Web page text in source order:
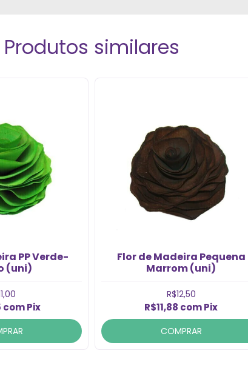
Produtos similares
PP Verde-
(uni)
com Pix
Flor de Madeira Pequena
Marrom (uni)
R$12,50
R$11,88 comPix
COMPRAR